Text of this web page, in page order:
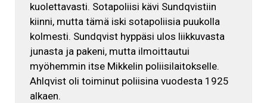
kuolettavasti. Sotapoliisi kävi Sundqvistiin
kiinni, mutta tämä iski sotapoliisia puukolla
kolmesti. Sundqvist hyppäsi ulos liikkuvasta
junasta ja pakeni, mutta ilmoittautui
myöhemmin itse Mikkelin poliisilaitokselle.
Ahlqvist oli toiminut poliisina vuodesta 1925
alkaen.